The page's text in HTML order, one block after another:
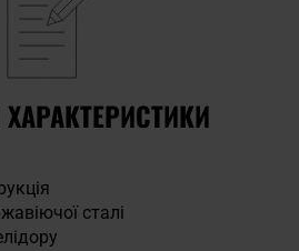
сталі